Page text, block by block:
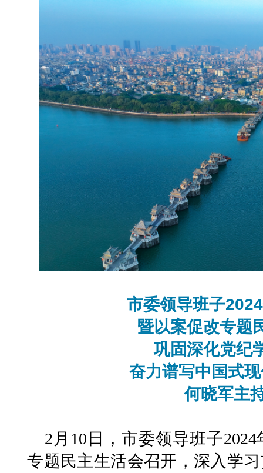
市委领导班子
暨以案促改专题
巩固深化党纪
奋力谱写中国式
何晓军主
2月10日，市委领导班子
专题民主生活会召开，深入学